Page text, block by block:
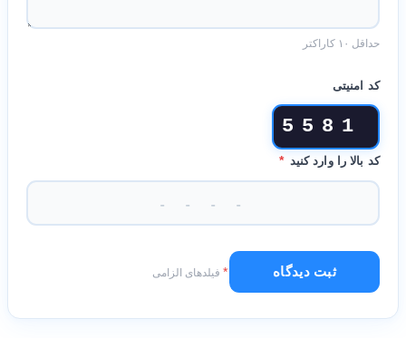
حداقل ۱۰ کاراکتر
کد امنیتی
5581
کد بالا را وارد کنید *
ثبت دیدگاه * فیلدهای الزامی